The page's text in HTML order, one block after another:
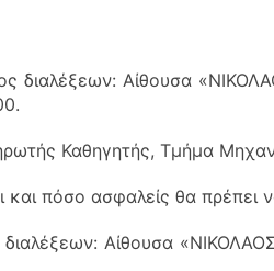
Αίθουσα
Καθηγητής, Τμήμα
και πόσο ασφαλείς θα πρέπει
Αίθουσα